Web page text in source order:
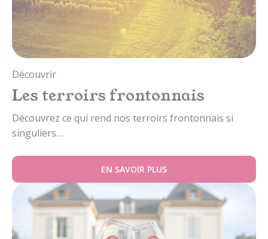
Découvrir
Les terroirs frontonnais
Découvrez ce qui rend nos terroirs frontonnais si
singuliers…
EN SAVOIR PLUS